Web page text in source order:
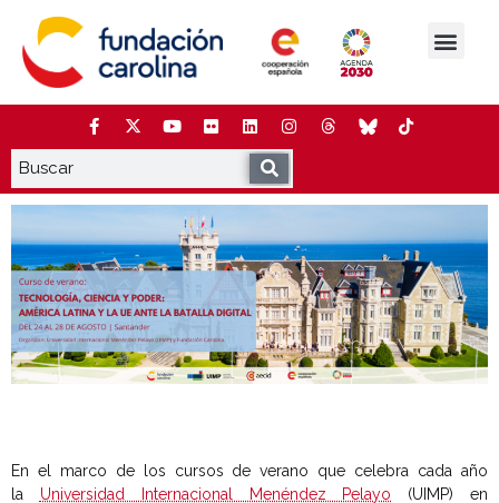
contenido
En el marco de los cursos de verano que celebra cada año
la Universidad Internacional Menéndez Pelayo (UIMP) en